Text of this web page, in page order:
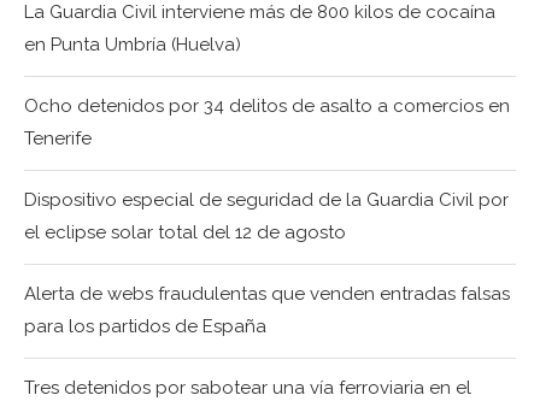
La Guardia Civil interviene más de 800 kilos de cocaína
en Punta Umbría (Huelva)
Ocho detenidos por 34 delitos de asalto a comercios en
Tenerife
Dispositivo especial de seguridad de la Guardia Civil por
el eclipse solar total del 12 de agosto
Alerta de webs fraudulentas que venden entradas falsas
para los partidos de España
Tres detenidos por sabotear una vía ferroviaria en el